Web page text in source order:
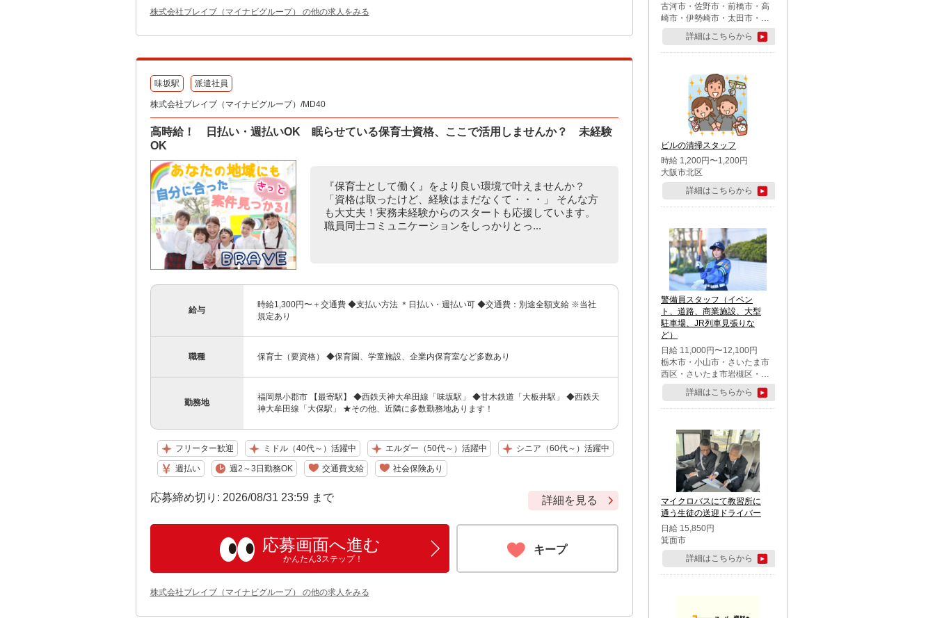
株式会社ブレイブ（マイナビグループ） の他の求人をみる
味坂駅 派遣社員
株式会社ブレイブ（マイナビグループ）/MD40
高時給！ 日払い・週払いOK 眠らせている保育士資格、ここで活用しませんか？ 未経験
OK
『保育士として働く』をより良い環境で叶えませんか？
「資格は取ったけど、経験はまだなくて・・・」 そんな方
も大丈夫！実務未経験からのスタートも応援しています。
職員同士コミュニケーションをしっかりとっ...
給与
時給1,300円〜＋交通費 ◆支払い方法 ＊日払い・週払い可 ◆交通費：別途全額支給 ※当社
規定あり
職種 保育士（要資格） ◆保育園、学童施設、企業内保育室など多数あり
勤務地
福岡県小郡市 【最寄駅】 ◆西鉄天神大牟田線「味坂駅」 ◆甘木鉄道「大板井駅」 ◆西鉄天
神大牟田線「大保駅」 ★その他、近隣に多数勤務地あります！
フリーター歓迎 ミドル（40代～）活躍中 エルダー（50代～）活躍中 シニア（60代～）活躍中
週払い 週2～3日勤務OK 交通費支給 社会保険あり
応募締め切り: 2026/08/31 23:59 まで 詳細を見る
応募画面へ進む
かんたん3ステップ！
キープ
株式会社ブレイブ（マイナビグループ） の他の求人をみる
古河市・佐野市・前橋市・高
崎市・伊勢崎市・太田市・館
林市・藤岡市・大泉町・さい
たま市北区・川越市・熊谷
市・行田市・秩父市・所沢
市・鶴ケ島市・千葉市中央
区・市川市・松戸市・習志野
市・柏市・流山市・八千代
市・足立区・江戸川区・八王
子市・町田市
詳細はこちらから
ビルの清掃スタッフ
時給 1,200円〜1,200円
大阪市北区
詳細はこちらから
警備員スタッフ（イベン
ト、道路、商業施設、大型
駐車場、JR列車見張りな
ど）
日給 11,000円〜12,100円
栃木市・小山市・さいたま市
西区・さいたま市岩槻区・久
喜市・蓮田市
詳細はこちらから
マイクロバスにて教習所に
通う生徒の送迎ドライバー
日給 15,850円
箕面市
詳細はこちらから